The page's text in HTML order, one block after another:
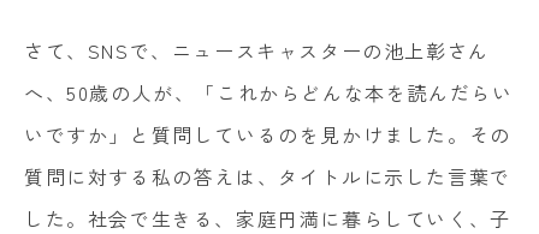
さて、SNSで、ニュースキャスターの池上彰さん
へ、50歳の人が、「これからどんな本を読んだらい
いですか」と質問しているのを見かけました。その
質問に対する私の答えは、タイトルに示した言葉で
した。社会で生きる、家庭円満に暮らしていく、子